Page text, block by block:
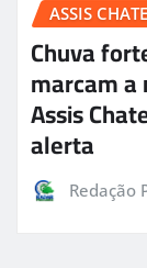
ASSIS
Chuva
marcam
Assis
alerta
Redação